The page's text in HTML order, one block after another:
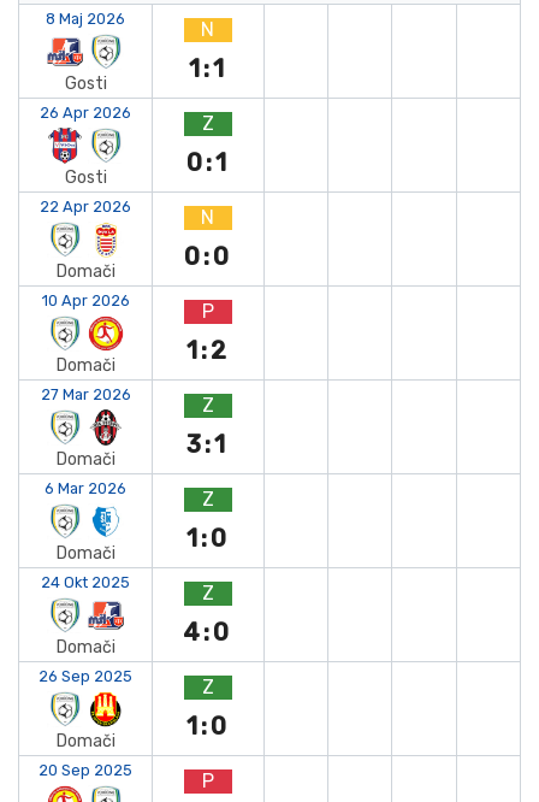
8 Maj 2026
Gosti
N
1:1
26 Apr 2026
Gosti
Z
0:1
22 Apr 2026
Domači
N
0:0
10 Apr 2026
Domači
P
1:2
27 Mar 2026
Domači
Z
3:1
6 Mar 2026
Domači
Z
1:0
24 Okt 2025
Domači
Z
4:0
26 Sep 2025
Domači
Z
1:0
20 Sep 2025 P